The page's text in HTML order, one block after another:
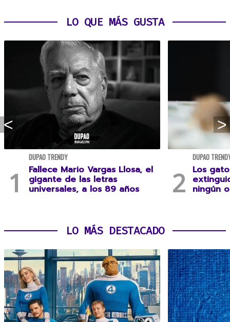
LO QUE MÁS GUSTA
DUPAO TRENDY
Fallece Mario Vargas Llosa, el
gigante de las letras
universales, a los 89 años
DUPAO
Los
ningún
LO MÁS DESTACADO